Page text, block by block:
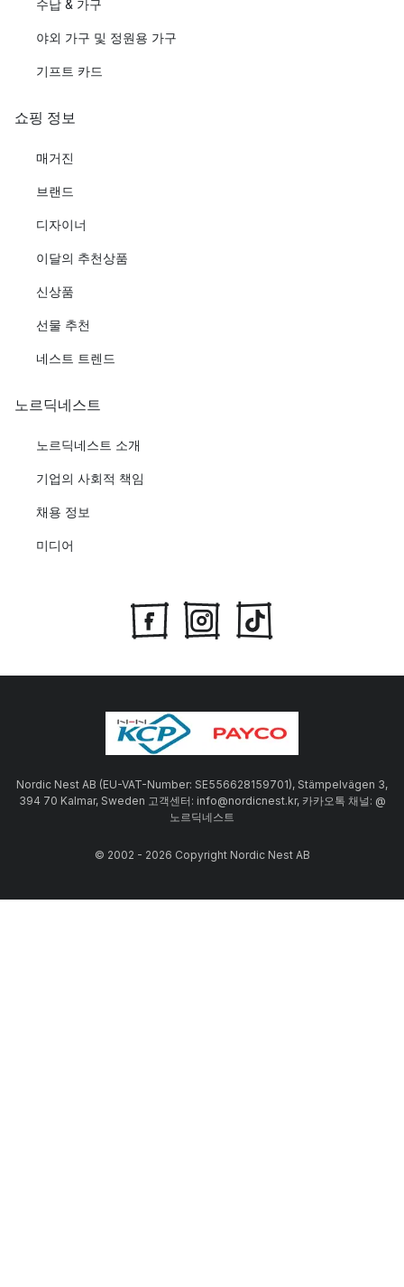
수납 & 가구
야외 가구 및 정원용 가구
기프트 카드
쇼핑 정보
매거진
브랜드
디자이너
이달의 추천상품
신상품
선물 추천
네스트 트렌드
노르딕네스트
노르딕네스트 소개
기업의 사회적 책임
채용 정보
미디어
Nordic Nest AB (EU-VAT-Number: SE556628159701), Stämpelvägen 3,
394 70 Kalmar, Sweden 고객센터: info@nordicnest.kr, 카카오톡 채널: @
노르딕네스트
© 2002 - 2026 Copyright Nordic Nest AB